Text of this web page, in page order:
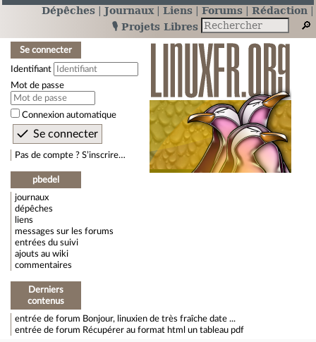
Dépêches Journaux Liens Forums
Rédaction
🎙️ Projets Libres
Se connecter
Identifiant
Mot de passe
Connexion automatique
Pas de compte ? S’inscrire…
pbedel
journaux
dépêches
liens
messages sur les forums
entrées du suivi
ajouts au wiki
commentaires
Derniers
contenus
entrée de forum Bonjour, linuxien de très fraîche date ...
entrée de forum Récupérer au format html un tableau pdf